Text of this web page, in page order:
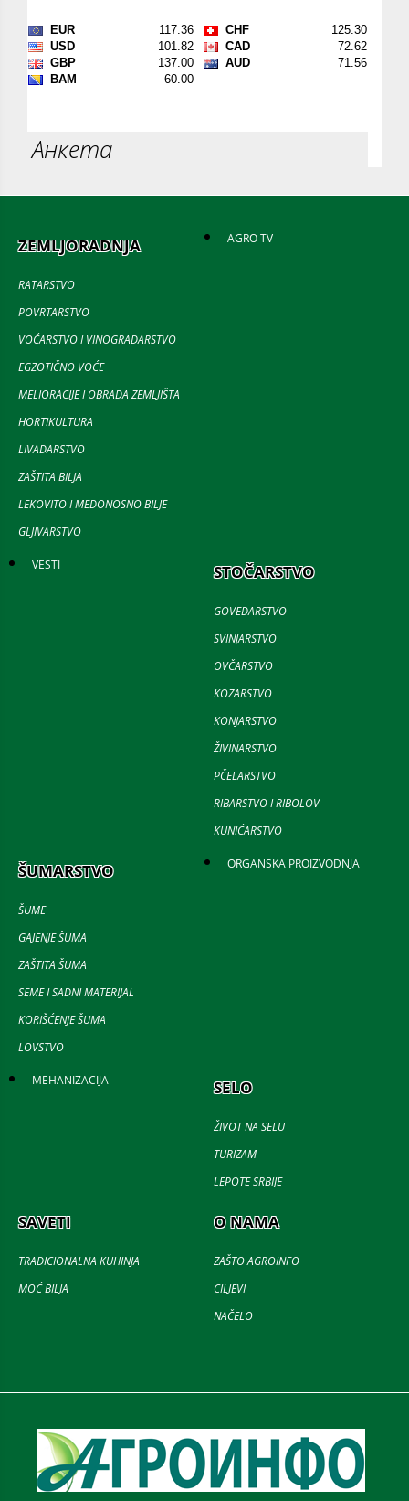
Анкета
ZEMLJORADNJA
RATARSTVO
POVRTARSTVO
VOĆARSTVO I VINOGRADARSTVO
EGZOTIČNO VOĆE
MELIORACIJE I OBRADA ZEMLJIŠTA
HORTIKULTURA
LIVADARSTVO
ZAŠTITA BILJA
LEKOVITO I MEDONOSNO BILJE
GLJIVARSTVO
AGRO TV
VESTI STOČARSTVO
GOVEDARSTVO
SVINJARSTVO
OVČARSTVO
KOZARSTVO
KONJARSTVO
ŽIVINARSTVO
PČELARSTVO
RIBARSTVO I RIBOLOV
KUNIĆARSTVO
ŠUMARSTVO
ŠUME
GAJENJE ŠUMA
ZAŠTITA ŠUMA
SEME I SADNI MATERIJAL
KORIŠĆENJE ŠUMA
LOVSTVO
ORGANSKA PROIZVODNJA
MEHANIZACIJA SELO
ŽIVOT NA SELU
TURIZAM
LEPOTE SRBIJE
SAVETI
TRADICIONALNA KUHINJA
MOĆ BILJA
O NAMA
ZAŠTO AGROINFO
CILJEVI
NAČELO